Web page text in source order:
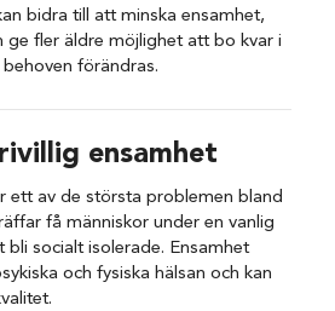
bidra till att minska ensamhet,
ge fler äldre möjlighet att bo kvar i
förändras.
ensamhet
ett av de största problemen bland
få människor under en vanlig
bli socialt isolerade. Ensamhet
och fysiska hälsan och kan